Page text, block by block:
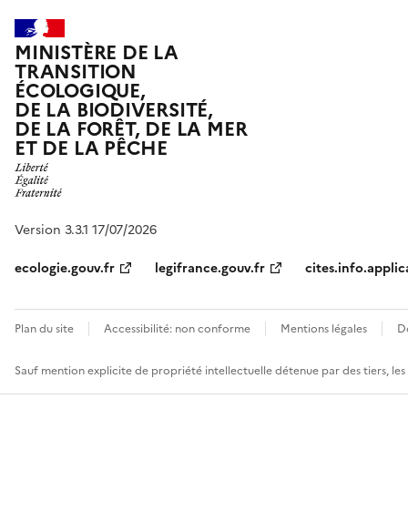
MINISTÈRE DE LA
TRANSITION
ÉCOLOGIQUE,
DE LA BIODIVERSITÉ,
DE LA FORÊT, DE LA MER
ET DE LA PÊCHE
Version 3.3.1 17/07/2026
ecologie.gouv.fr
legifrance.gouv.fr
Plan du site Accessibilité: non conforme Mentions légales
Sauf mention explicite de propriété intellectuelle détenue par des tiers,